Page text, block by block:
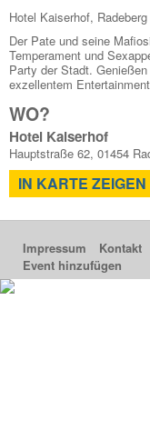
Hotel Kaiserhof, Radeberg
Der Pate und seine
Temperament und
Party der Stadt.
exzellentem
WO?
Hotel Kaiserhof
Hauptstraße 62, 01454
IN KARTE ZEIGEN
Impressum Kontakt
Event hinzufügen